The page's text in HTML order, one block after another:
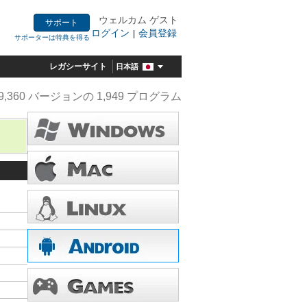
サポート
サポーターは特典を得る
ウェルカム ゲスト
ログイン | 会員登録
レガシーサイト 日本語
バージョンの 1,949 プログラム